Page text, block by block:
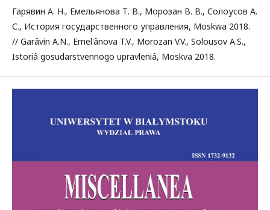
Гарявин А. Н., Емельянова Т. В., Морозан В. В., Солоусов А.
С., История государственного управления, Moskwa 2018.
// Garâvin A.N., Emel'ânova T.V., Morozan V.V., Solousov A.S.,
Istoriâ gosudarstvennogo upravleniâ, Moskva 2018.